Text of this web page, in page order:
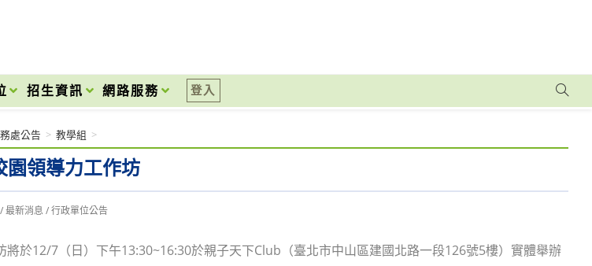
招生資訊 網路服務 登入
園領導力工作坊
處公告 > 教學組 >
/ 最新消息 / 行政單位公告
將於12/7（日）下午13:30~16:30於親子天下Club（臺北市中山區建國北路一段126號5樓）實體舉辦